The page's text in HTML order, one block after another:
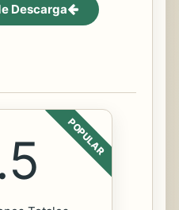
Descarga
POPULAR